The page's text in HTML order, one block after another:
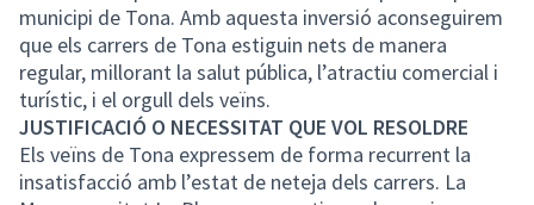
municipi de Tona. Amb aquesta inversió aconseguirem
que els carrers de Tona estiguin nets de manera
regular, millorant la salut pública, l’atractiu comercial i
turístic, i el orgull dels veïns.
JUSTIFICACIÓ O NECESSITAT QUE VOL RESOLDRE
Els veïns de Tona expressem de forma recurrent la
insatisfacció amb l’estat de neteja dels carrers. La